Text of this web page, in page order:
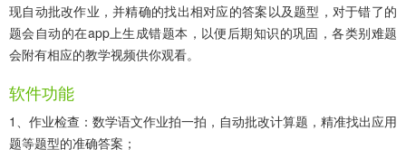
现自动批改作业，并精确的找出相对应的答案以及题型，对于错了的
题会自动的在app上生成错题本，以便后期知识的巩固，各类别难题
会附有相应的教学视频供你观看。
软件功能
1、作业检查：数学语文作业拍一拍，自动批改计算题，精准找出应用
题等题型的准确答案；